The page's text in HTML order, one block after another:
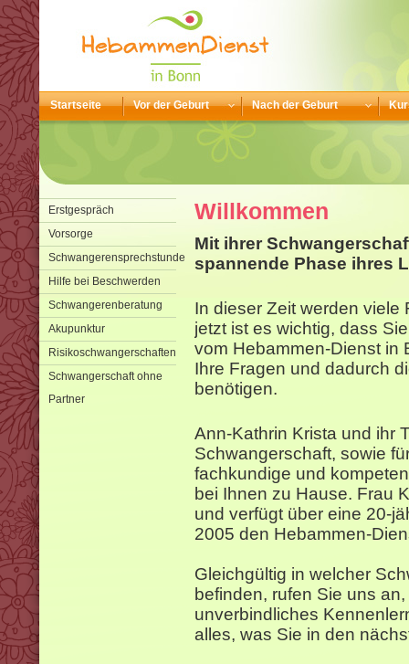
Startseite Vor der Geburt Nach der Geburt
Erstgespräch
Vorsorge
Schwangerensprechstunde
Hilfe bei Beschwerden
Schwangerenberatung
Akupunktur
Risikoschwangerschaften
Schwangerschaft ohne
Partner
Willkommen
Mit ihrer
spannende Phase ihres
In dieser Zeit werden
jetzt ist es wichtig, dass
vom Hebammen-Dienst in
Ihre Fragen und dadurch
benötigen.
Ann-Kathrin Krista und ihr
Schwangerschaft, sowie
fachkundige und
bei Ihnen zu Hause. Frau
und verfügt über eine 20-
2005 den Hebammen-
Gleichgültig in welcher
befinden, rufen Sie uns
unverbindliches
alles, was Sie in den